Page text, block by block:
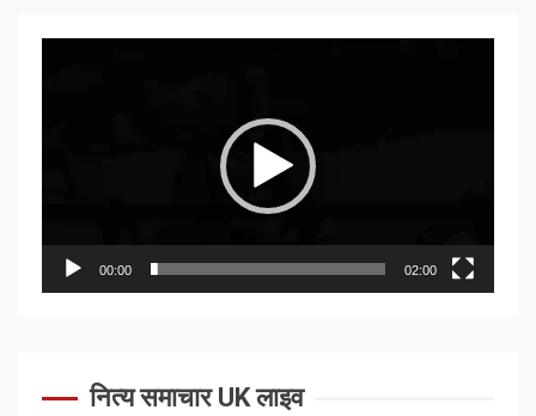
00:00 02:00
नित्य समाचार UK लाइव